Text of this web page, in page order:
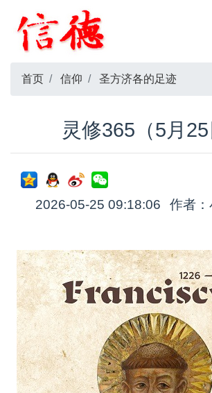
首页 信仰 圣方济各的足迹
灵修365（5月25
2026-05-25 09:18:06 作者